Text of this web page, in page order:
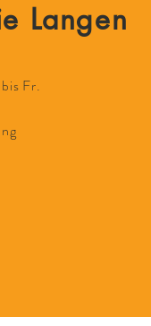
Langen
Fr.